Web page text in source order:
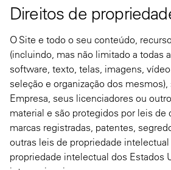
Direitos de
O Site e todo o seu conteúdo,
(incluindo, mas não limitado a todas
software, texto, telas, imagens,
seleção e organização dos
Empresa, seus licenciadores ou
material e são protegidos por leis de
marcas registradas, patentes,
outras leis de propriedade
propriedade intelectual dos Estados